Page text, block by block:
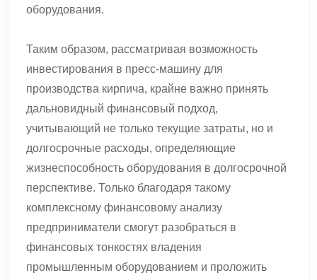
оборудования.
Таким образом, рассматривая возможность
инвестирования в пресс-машину для
производства кирпича, крайне важно принять
дальновидный финансовый подход,
учитывающий не только текущие затраты, но и
долгосрочные расходы, определяющие
жизнеспособность оборудования в долгосрочной
перспективе. Только благодаря такому
комплексному финансовому анализу
предприниматели смогут разобраться в
финансовых тонкостях владения
промышленным оборудованием и проложить